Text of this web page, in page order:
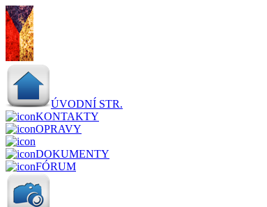
ÚVODNÍ STR.
KONTAKTY
OPRAVY
DOKUMENTY
FÓRUM